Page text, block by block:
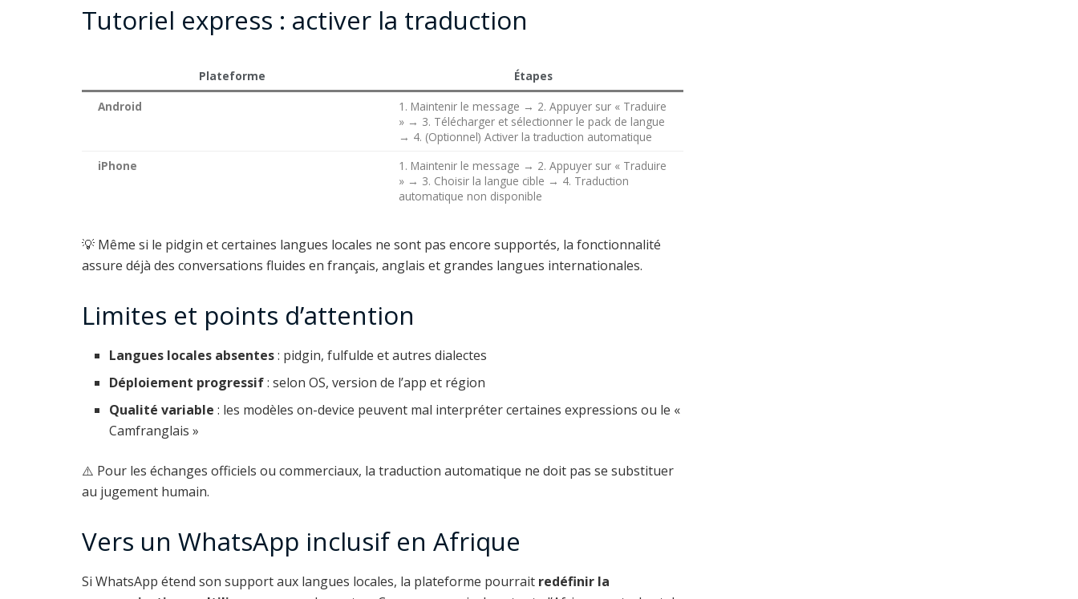
Tutoriel express : activer la traduction
Plateforme
Étapes
Android
1. Maintenir le message → 2. Appuyer sur « Traduire
» → 3. Télécharger et sélectionner le pack de langue
→ 4. (Optionnel) Activer la traduction automatique
iPhone
1. Maintenir le message → 2. Appuyer sur « Traduire
» → 3. Choisir la langue cible → 4. Traduction
automatique non disponible
💡 Même si le pidgin et certaines langues locales ne sont pas encore supportés, la fonctionnalité
assure déjà des conversations fluides en français, anglais et grandes langues internationales.
Limites et points d’attention
Langues locales absentes: pidgin, fulfulde et autres dialectes
Déploiement progressif: selon OS, version de l’app et région
Qualité variable : les modèles on-device peuvent mal interpréter certaines expressions ou le «
Camfranglais »
⚠️ Pour les échanges officiels ou commerciaux, la traduction automatique ne doit pas se substituer
au jugement humain.
Vers un WhatsApp inclusif en Afrique
Si WhatsApp étend son support aux langues locales, la plateforme pourrait redéfinir la